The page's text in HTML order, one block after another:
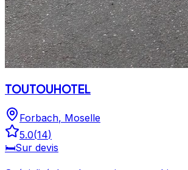
TOUTOUHOTEL
Forbach, Moselle
5.0(14)
🛏️Sur devis